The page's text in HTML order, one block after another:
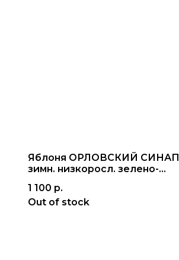
Яблоня ОРЛОВСКИЙ СИНАП
зимн. низкоросл. зелено-
1 100 р.
Out of stock